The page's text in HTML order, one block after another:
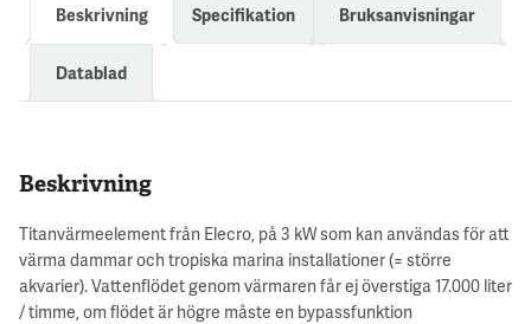
Beskrivning Specifikation Bruksanvisningar
Datablad
Beskrivning
Titanvärmeelement från Elecro, på 3 kW som kan användas för att
värma dammar och tropiska marina installationer (= större
akvarier). Vattenflödet genom värmaren får ej överstiga 17.000 liter
/ timme, om flödet är högre måste en bypassfunktion